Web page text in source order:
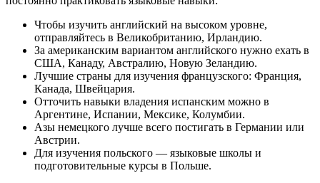
Чтобы изучить английский на высоком уровне,
отправляйтесь в Великобританию, Ирландию.
За американским вариантом английского нужно ехать в
США, Канаду, Австралию, Новую Зеландию.
Лучшие страны для изучения французского: Франция,
Канада, Швейцария.
Отточить навыки владения испанским можно в
Аргентине, Испании, Мексике, Колумбии.
Азы немецкого лучше всего постигать в Германии или
Австрии.
Для изучения польского — языковые школы и
подготовительные курсы в Польше.